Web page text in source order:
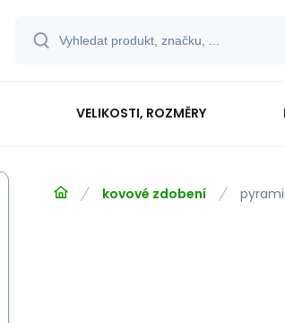
VELIKOSTI, ROZMĚRY
kovové zdobení